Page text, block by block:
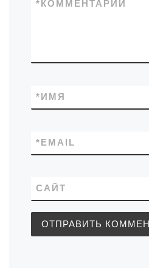
КОММЕНТАРИЙ
*
ИМЯ
*
EMAIL
*
САЙТ